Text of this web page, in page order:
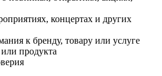
концертах и других
к бренду, товару или услуге
продукта